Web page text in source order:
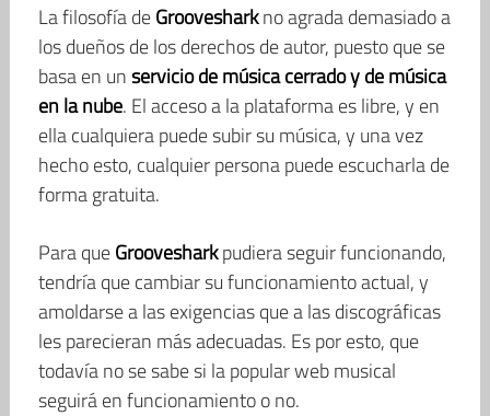
La filosofía deGroovesharkno agrada demasiado a
los dueños de los derechos de autor, puesto que se
basa en unservicio de música cerrado y de música
en la nube. El acceso a la plataforma es libre, y en
ella cualquiera puede subir su música, y una vez
hecho esto, cualquier persona puede escucharla de
forma gratuita.
Para queGroovesharkpudiera seguir funcionando,
tendría que cambiar su funcionamiento actual, y
amoldarse a las exigencias que a las discográficas
les parecieran más adecuadas. Es por esto, que
todavía no se sabe si la popular web musical
seguirá en funcionamiento o no.